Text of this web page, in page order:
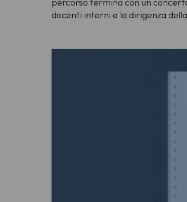
docenti interni e la dirigenza